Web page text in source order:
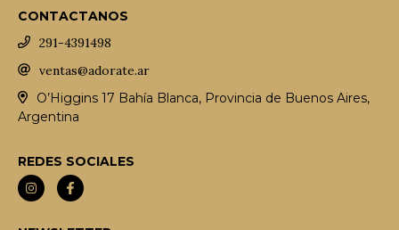
CONTACTANOS
291-4391498
ventas@adorate.ar
O’Higgins 17 Bahía Blanca, Provincia de Buenos Aires,
Argentina
REDES SOCIALES